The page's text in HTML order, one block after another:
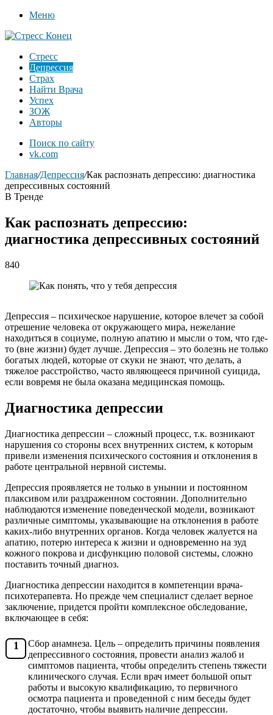
Меню
Стресс
Депрессия
Страх
Найти Врача
Успех
ЗОЖ
Авторы
Поиск по сайту
vk.com
Главная/Депрессия/Как распознать депрессию: диагностика
депрессивных состояний
В Тренде
Как распознать депрессию:
диагностика депрессивных состояний
840
Депрессия – психическое нарушение, которое влечет за собой
отрешение человека от окружающего мира, нежелание
находиться в социуме, полную апатию и мысли о том, что где-
то (вне жизни) будет лучше. Депрессия – это болезнь не только
богатых людей, которые от скуки не знают, что делать, а
тяжелое расстройство, часто являющееся причиной суицида,
если вовремя не была оказана медицинская помощь.
Диагностика депрессии
Диагностика депрессии – сложный процесс, т.к. возникают
нарушения со стороны всех внутренних систем, к которым
привели изменения психического состояния и отклонения в
работе центральной нервной системы.
Депрессия проявляется не только в унынии и постоянном
плаксивом или раздраженном состоянии. Дополнительно
наблюдаются изменение поведенческой модели, возникают
различные симптомы, указывающие на отклонения в работе
каких-либо внутренних органов. Когда человек жалуется на
апатию, потерю интереса к жизни и одновременно на зуд
кожного покрова и дисфункцию половой системы, сложно
поставить точный диагноз.
Диагностика депрессии находится в компетенции врача-
психотерапевта. Но прежде чем специалист сделает верное
заключение, придется пройти комплексное обследование,
включающее в себя:
Сбор анамнеза. Цель – определить причины появления
депрессивного состояния, провести анализ жалоб и
симптомов пациента, чтобы определить степень тяжести
клинического случая. Если врач имеет большой опыт
работы и высокую квалификацию, то первичного
осмотра пациента и проведенной с ним беседы будет
достаточно, чтобы выявить наличие депрессии.